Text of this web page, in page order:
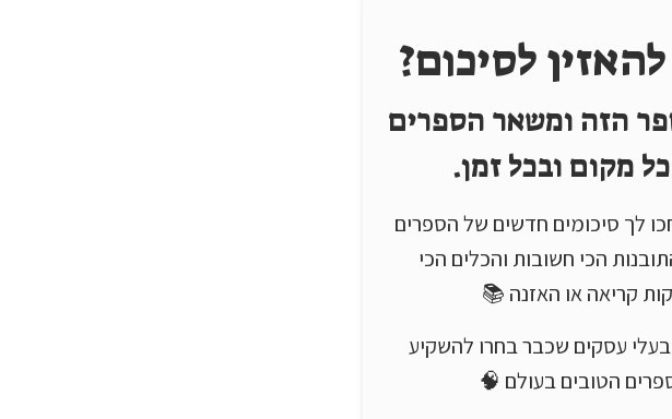
לסיכום?
הזה ומשאר הספרים
מקום ובכל זמן.
יחכו לך סיכומים חדשים של הספרים
הכי חשובות והכלים הכי
ליותר מ-2,000 מנהלים ובעלי עסקים שכבר בחרו להשקיע
הטובים בעולם 🧠